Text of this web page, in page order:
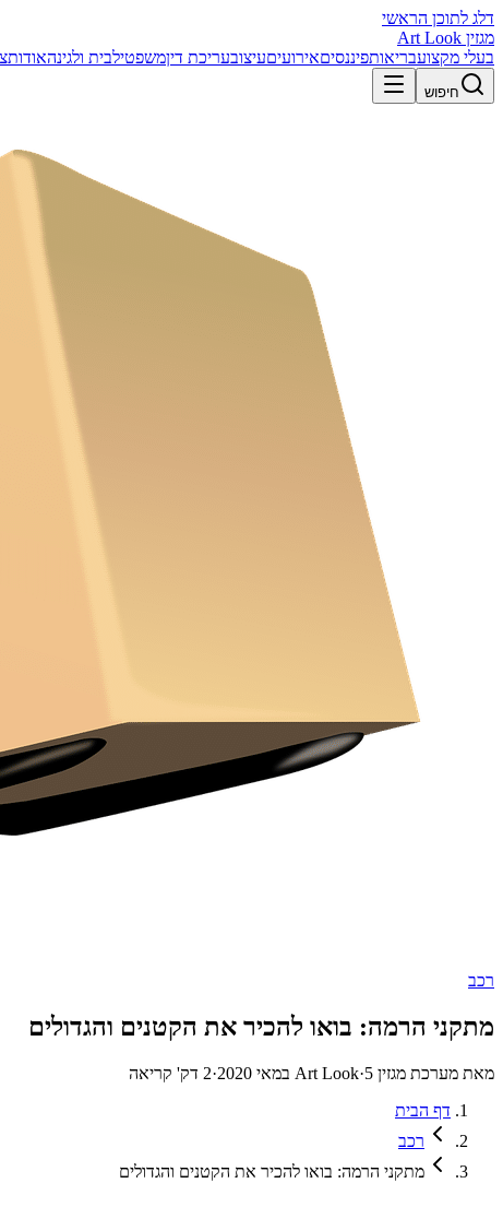
דלג לתוכן הראשי
מגזין Art Look
בעלי מקצועבריאותפיננסיםאירועיםעיצובעריכת דיןמשפטילבית ולגינהאודות
חיפוש
רכב
מתקני הרמה: בואו להכיר את הקטנים והגדולים
מאת מערכת מגזין Art Look ·5 במאי 2020 ·
2 דק' קריאה
דף הבית
רכב
מתקני הרמה: בואו להכיר את הקטנים והגדולים